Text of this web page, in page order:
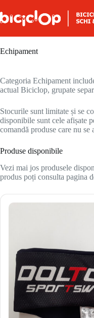
Echipament
Categoria Echipament
actual Biciclop, grupate
Stocurile sunt limitate și se
disponibile sunt cele afișate
comandă produse care nu se
Produse disponibile
Vezi mai jos produsele
produs poți consulta pagina